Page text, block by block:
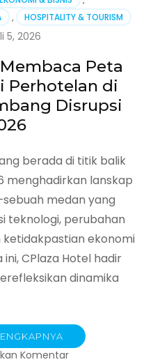
, HOSPITALITY & TOURISM
5, 2026
Peta
Perhotelan di
Disrupsi
berada di titik balik
menghadirkan lanskap
medan yang
teknologi, perubahan
ketidakpastian ekonomi
CPlaza Hotel hadir
dinamika
Komentarpada